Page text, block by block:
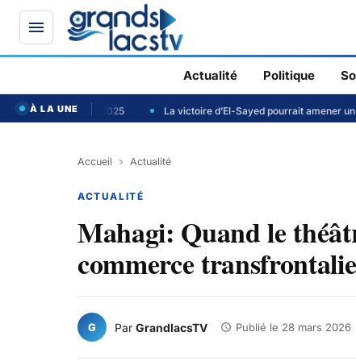
Actualité Politique
À LA UNE
2025 La victoire d’El-Sayed pourrait amener un document
Accueil Actualité
ACTUALITÉ
Mahagi: Quand le
commerce
G Par GrandlacsTV Publié le 28 mars 2026